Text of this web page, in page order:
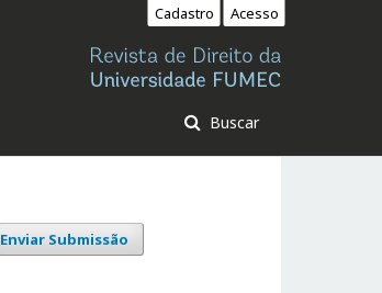
Buscar
Cadastro Acesso
Enviar Submissão